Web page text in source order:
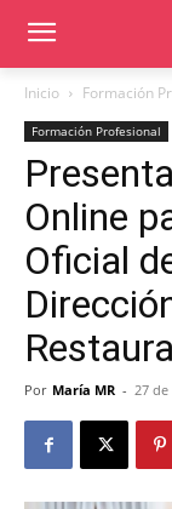
Inicio Formación
Formación Profesional
Online
Oficial
Por María MR - 27